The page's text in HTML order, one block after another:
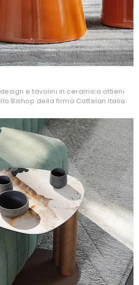
e tavolini in ceramica ottieni
Bishop della firma Cattelan Italia.